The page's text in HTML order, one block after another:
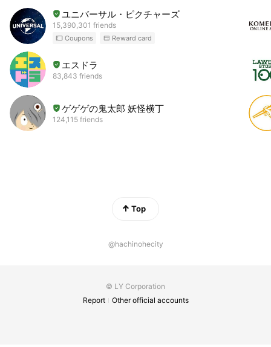
ユニバーサル・ピクチャーズ
15,390,301 friends
Coupons Reward card
エスドラ
83,843 friends
ゲゲゲの鬼太郎 妖怪横丁
124,115 friends
Top
@hachinohecity
© LY Corporation
Report
Other official accounts